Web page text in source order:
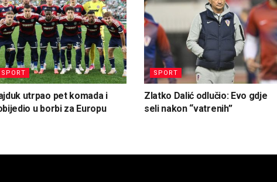
SPORT
utrpao pet komada i
u borbi za Europu
SPORT
Zlatko Dalić odlučio: Evo gdje
seli nakon “vatrenih”